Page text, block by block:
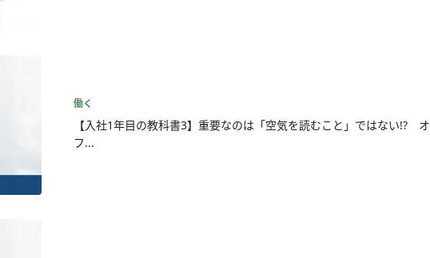
働く
【入社1年目の教科書3】重要なのは「空気を読むこと」ではない!? オ
フ...